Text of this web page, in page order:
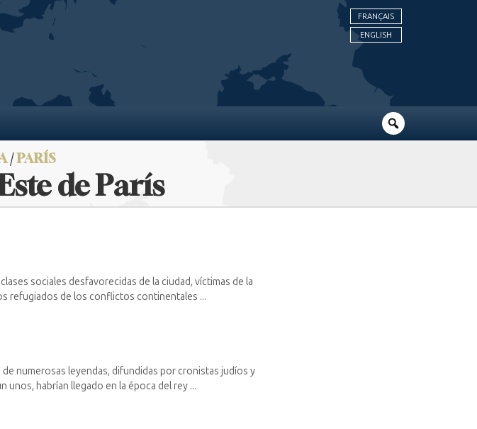
FRANÇAIS
ENGLISH
/PARÍS
de París
sociales desfavorecidas de la ciudad, víctimas de la
refugiados de los conflictos continentales ...
numerosas leyendas, difundidas por cronistas judíos y
unos, habrían llegado en la época del rey ...